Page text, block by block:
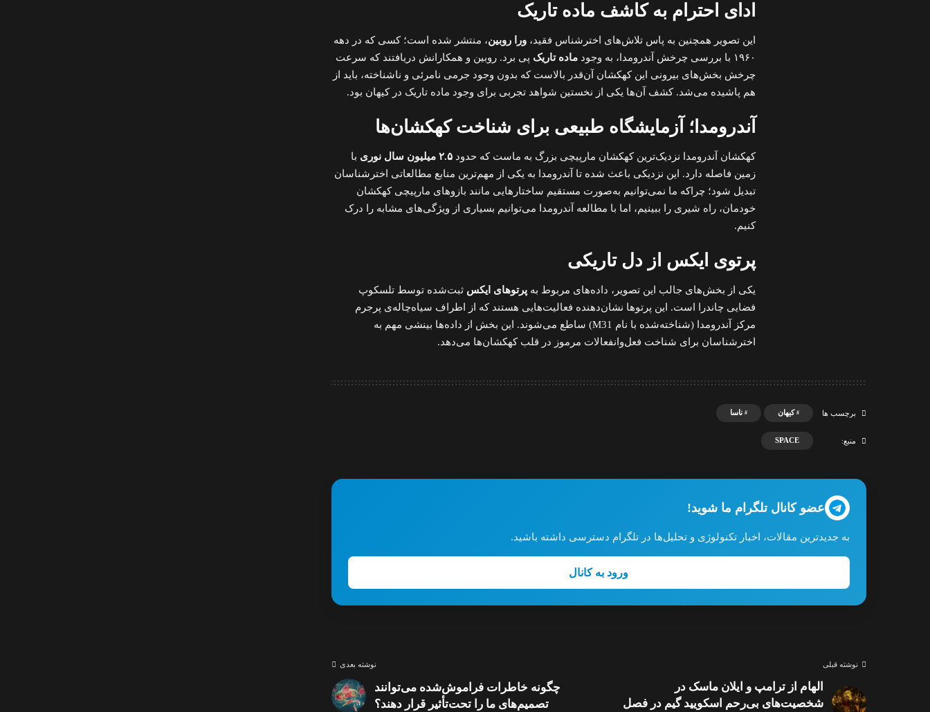
ادای احترام به کاشف ماده تاریک
این تصویر همچنین به پاس تلاش‌های اخترشناس فقید، ورا روبین، منتشر شده است؛ کسی که در دهه
۱۹۶۰ با بررسی چرخش آندرومدا، به وجود
ماده تاریک پی برد. روبین و همکارانش دریافتند که سرعت
چرخش بخش‌های بیرونی این کهکشان آن‌قدر بالاست که بدون وجود جرمی نامرئی و ناشناخته، باید از
هم پاشیده می‌شد. کشف آن‌ها یکی از نخستین شواهد تجربی برای وجود ماده تاریک در کیهان بود.
آندرومدا؛ آزمایشگاه طبیعی برای شناخت کهکشان‌ها
کهکشان آندرومدا نزدیک‌ترین کهکشان مارپیچی بزرگ به ماست که حدود ۲.۵ میلیون سال نوری
با
زمین فاصله دارد. این نزدیکی باعث شده تا آندرومدا به یکی از مهم‌ترین منابع مطالعاتی اخترشناسان
تبدیل شود؛ چراکه ما نمی‌توانیم به‌صورت مستقیم ساختارهایی مانند بازوهای مارپیچی کهکشان
خودمان، راه شیری را ببینیم، اما با مطالعه آندرومدا می‌توانیم بسیاری از ویژگی‌های مشابه را درک
کنیم.
پرتوی ایکس از دل تاریکی
یکی از بخش‌های جالب این تصویر، داده‌های مربوط به پرتوهای ایکس ثبت‌شده توسط تلسکوپ
فضایی چاندرا است. این پرتوها نشان‌دهنده فعالیت‌هایی هستند که از اطراف سیاه‌چاله‌ی پرجرم
مرکز آندرومدا (شناخته‌شده با نام M31) ساطع می‌شوند. این بخش از داده‌ها بینشی مهم به
اخترشناسان برای شناخت فعل‌وانفعالات مرموز در قلب کهکشان‌ها می‌دهد.
برچسب ها کیهان ناسا
منبع: SPACE
عضو کانال تلگرام ما شوید!
به جدیدترین مقالات، اخبار تکنولوژی و تحلیل‌ها در تلگرام دسترسی داشته باشید.
ورود به کانال
نوشته قبلی
الهام از ترامپ و ایلان ماسک در
شخصیت‌های بی‌رحم اسکویید گیم در فصل
نوشته بعدی
چگونه خاطرات فراموش‌شده می‌توانند
تصمیم‌های ما را تحت‌تأثیر قرار دهند؟